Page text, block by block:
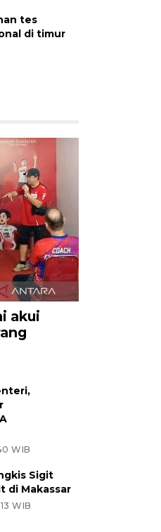
tes
di timur
akui
WIB
Sigit
di Makassar
WIB